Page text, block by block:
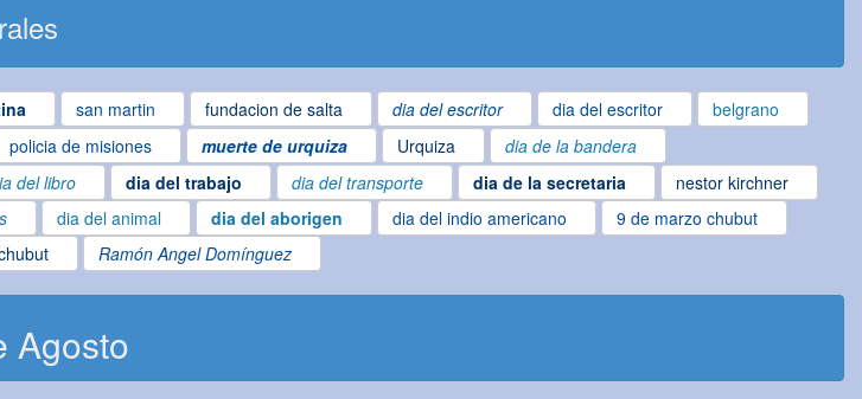
san martin fundacion de salta dia del escritor dia del escritor belgrano
policia de misiones muerte de urquiza Urquiza
dia de la bandera
del libro dia del trabajo dia del transporte dia de la secretaria
nestor kirchner
dia del animal dia del aborigen dia del indio americano
9 de marzo chubut
Ramón Angel Domínguez
Agosto